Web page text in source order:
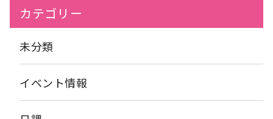
口当たりが滑らかになるように、裏ごししてから、カップに注
ぎ・・・ 後は、レンジでチンして、粗熱がとれてから、ホイッ
プクリームで飾り付けで完成です！！ あっという間に、可愛ら
しいバレンタインのお菓子が出来ました！ 「甘くて美味しいわ
～」 「ココアみたいな味がするね」 「小さいのが、可愛らし
いね」 と召し上がって頂けました。 これからも、アーバンケ
ア御厨では、バレンタインに拘わらず、愛情を込めた企画を沢山
小さめのサイズで作りました。 皆様、久しぶりのお寿司に舌鼓
を打たれていらっしゃいました。 そして、せっかくの節分と
いうことで、職員が扮装した赤鬼と青鬼も登場しました！ 皆
様、「鬼はー、外ー！福はー、内ー！」の掛け声とともに、とて
も楽しそうに豆をぶつけておられました！ そんな中、普段ご自
身で腕を動かそうとされないご利用者様も、自分で豆まきをしよ
うと頑張っておられ、職員として、とても印象深く、嬉しい場面
もありました。 今年も、アーバンケア御厨のご利用者様に沢山
の福が訪れますように、職員一同心から願っています。 ブログ
カテゴリー
未分類
イベント情報